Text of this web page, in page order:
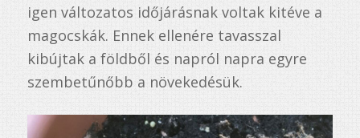
igen változatos időjárásnak voltak kitéve a
magocskák. Ennek ellenére tavasszal
kibújtak a földből és napról napra egyre
szembetűnőbb a növekedésük.